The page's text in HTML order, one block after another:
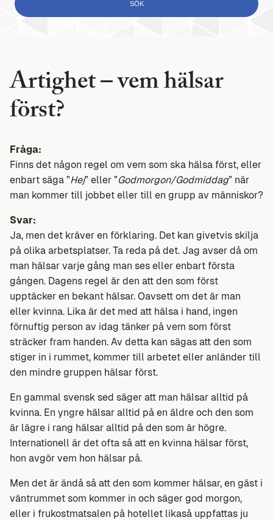
Artighet – vem hälsar
först?
Fråga:
Finns det någon regel om vem som ska hälsa först, eller
enbart säga ”Hej” eller ”Godmorgon/Godmiddag” när
man kommer till jobbet eller till en grupp av människor?
Svar:
Ja, men det kräver en förklaring. Det kan givetvis skilja
på olika arbetsplatser. Ta reda på det. Jag avser då om
man hälsar varje gång man ses eller enbart första
gången. Dagens regel är den att den som först
upptäcker en bekant hälsar. Oavsett om det är man
eller kvinna. Lika är det med att hälsa i hand, ingen
förnuftig person av idag tänker på vem som först
sträcker fram handen. Av detta kan sägas att den som
stiger in i rummet, kommer till arbetet eller anländer till
den mindre gruppen hälsar först.
En gammal svensk sed säger att man hälsar alltid på
kvinna. En yngre hälsar alltid på en äldre och den som
är lägre i rang hälsar alltid på den som är högre.
Internationell är det ofta så att en kvinna hälsar först,
hon avgör vem hon hälsar på.
Men det är ändå så att den som kommer hälsar, en gäst i
väntrummet som kommer in och säger god morgon,
eller i frukostmatsalen på hotellet likaså uppfattas ju